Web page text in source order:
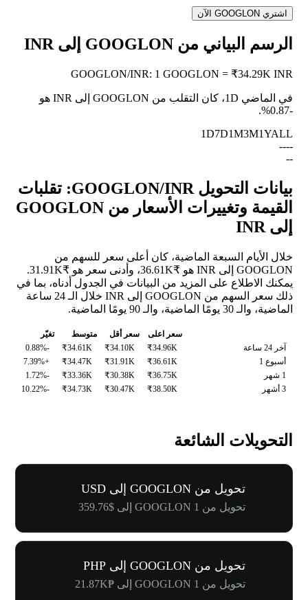
اشتري GOOGLON الآن
الرسم البياني من GOOGLON إلى INR
GOOGLON/INR: 1 GOOGLON = ₹34.29K INR
في الماضي 1D، كان التقلب من GOOGLON إلى INR هو
-0.87%
.
1D7D1M3M1YALL
--
--
--
بيانات التحويل GOOGLON/INR: تقلبات
القيمة وتغييرات الأسعار من GOOGLON
إلى INR
خلال الأيام السبعة الماضية، كان أعلى سعر للسهم من
GOOGLON إلى INR هو ₹36.61K، وأدنى سعر هو ₹31.91K.
يمكنك الاطلاع على المزيد من البيانات في الجدول أدناه، بما في
ذلك سعر السهم من GOOGLON إلى INR خلال الـ 24 ساعة
الماضية، والـ 30 يومًا الماضية، والـ 90 يومًا الماضية.
سعر اعلى سعر أقل متوسط
تغيّر
آخر 24 ساعة
₹34.96K
₹34.10K
₹34.61K
-0.88%
أسبوع 1
₹36.61K
₹31.91K
₹34.47K
+7.39%
1 شهر
₹36.75K
₹30.38K
₹33.36K
-1.72%
3 أشهر
₹38.50K
₹30.47K
₹34.73K
-10.22%
التحويلات الشائعة
تحويل من GOOGLON إلى USD
تحويل من 1 GOOGLON إلى $359.76
تحويل من GOOGLON إلى PHP
تحويل من 1 GOOGLON إلى ₱21.87K